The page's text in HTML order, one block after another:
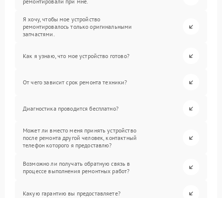
Я хочу, чтобы мое устройство
ремонтировалось только оригинальными
запчастями.
Как я узнаю, что мое устройство готово?
От чего зависит срок ремонта техники?
Диагностика проводится бесплатно?
Может ли вместо меня принять устройство
после ремонта другой человек, контактный
телефон которого я предоставлю?
Возможно ли получать обратную связь в
процессе выполнения ремонтных работ?
Какую гарантию вы предоставляете?